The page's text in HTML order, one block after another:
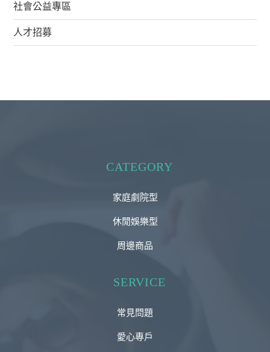
社會公益專區
人才招募
CATEGORY
家庭劇院型
休閒娛樂型
周邊商品
SERVICE
常見問題
愛心專戶